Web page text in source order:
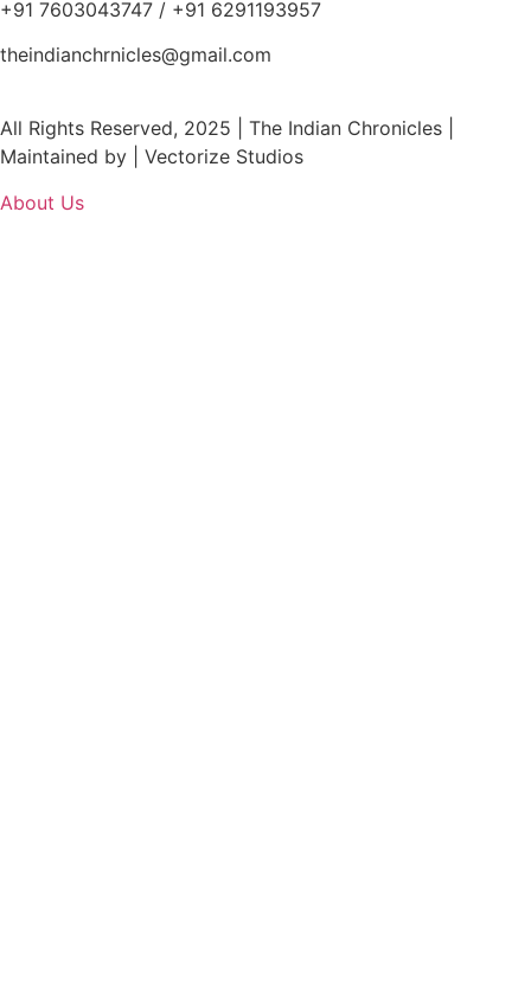
+91 7603043747 / +91 6291193957
theindianchrnicles@gmail.com
All Rights Reserved, 2025 | The Indian Chronicles |
Maintained by | Vectorize Studios
About Us